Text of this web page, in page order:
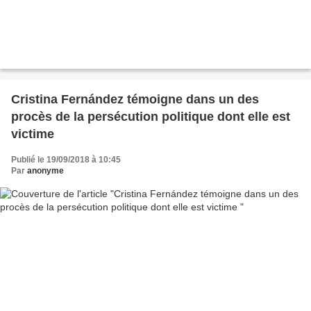
Cristina Fernández témoigne dans un des
procès de la persécution politique dont elle est
victime
Publié le 19/09/2018 à 10:45
Par anonyme